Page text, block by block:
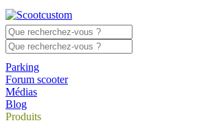
Parking
Forum scooter
Médias
Blog
Produits